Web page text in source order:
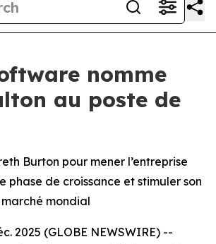
nomme
au poste de
Burton pour mener l’entreprise
phase de croissance et stimuler son
mondial
2025 (GLOBE NEWSWIRE) --